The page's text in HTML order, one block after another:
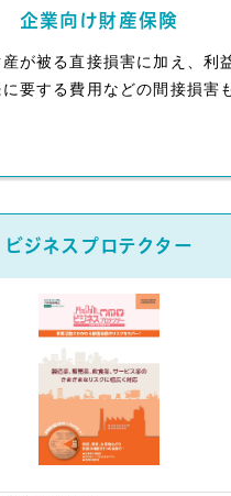
企業向け財産保険
が被る直接損害に加え、利
要する費用などの間接損害
ビジネスプロテクター